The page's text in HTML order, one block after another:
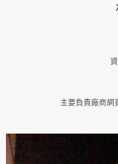
主要負責廠商網